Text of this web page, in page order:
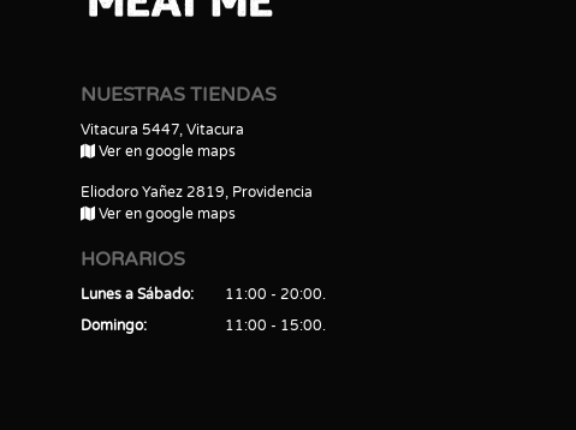
NUESTRAS TIENDAS
Vitacura 5447, Vitacura
Ver en google maps
Eliodoro Yañez 2819, Providencia
Ver en google maps
HORARIOS
Lunes a Sábado
11:00 - 20:00
Domingo
11:00 - 15:00